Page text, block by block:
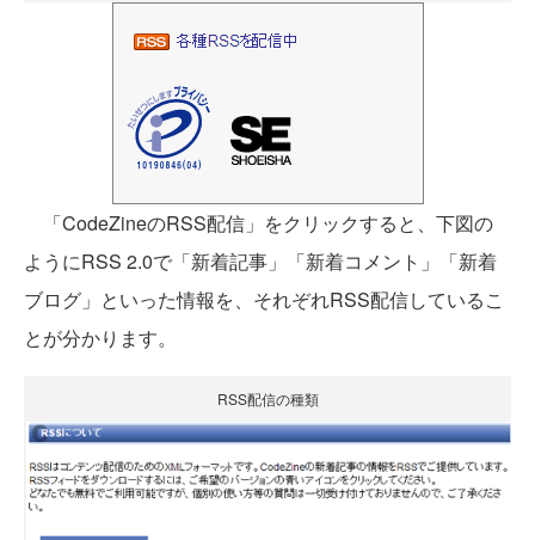
「CodeZineのRSS配信」をクリックすると、下図の
ようにRSS 2.0で「新着記事」「新着コメント」「新着
ブログ」といった情報を、それぞれRSS配信しているこ
とが分かります。
RSS配信の種類